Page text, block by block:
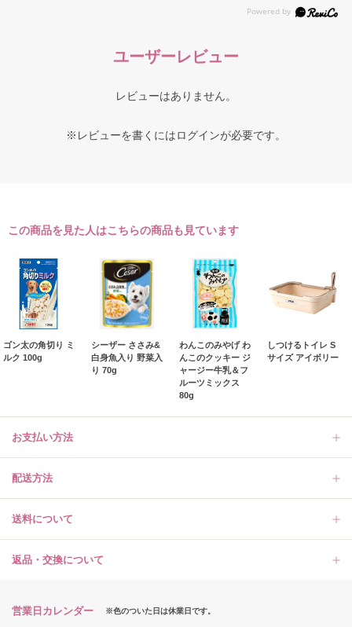
ユーザーレビュー
レビューはありません。
※レビューを書くにはログインが必要です。
この商品を見た人はこちらの商品も見ています
ゴン太の角切り ミ
ルク 100g
シーザー ささみ&
白身魚入り 野菜入
り 70g
わんこのみやげ わ
んこのクッキー ジ
ャージー牛乳＆フ
ルーツミックス
80g
しつけるトイレ S
サイズ アイボリー
お支払い方法
配送方法
送料について
返品・交換について
営業日カレンダー ※色のついた日は休業日です。